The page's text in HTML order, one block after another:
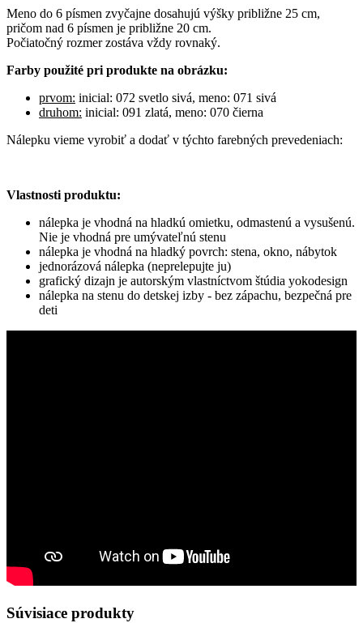
Meno do 6 písmen zvyčajne dosahujú výšky približne 25 cm,
pričom nad 6 písmen je približne 20 cm.
Počiatočný rozmer zostáva vždy rovnaký.
Farby použité pri produkte na obrázku:
prvom: inicial: 072 svetlo sivá, meno: 071 sivá
druhom: inicial: 091 zlatá, meno: 070 čierna
Nálepku vieme vyrobiť a dodať v týchto farebných prevedeniach:
Vlastnosti produktu:
nálepka je vhodná na hladkú omietku, odmastenú a vysušenú.
Nie je vhodná pre umývateľnú stenu
nálepka je vhodná na hladký povrch: stena, okno, nábytok
jednorázová nálepka (neprelepujte ju)
grafický dizajn je autorským vlastníctvom štúdia yokodesign
nálepka na stenu do detskej izby - bez zápachu, bezpečná pre
deti
Súvisiace produkty